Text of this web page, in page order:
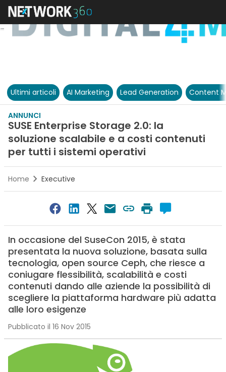
Ultimi articoli AI Marketing Lead Generation Content
ANNUNCI
SUSE Enterprise Storage 2.0: la
soluzione scalabile e a costi contenuti
per tutti i sistemi operativi
Home Executive
In occasione del SuseCon 2015, è stata
presentata la nuova soluzione, basata sulla
tecnologia, open source Ceph, che riesce a
coniugare flessibilità, scalabilità e costi
contenuti dando alle aziende la possibilità di
scegliere la piattaforma hardware più adatta
alle loro esigenze
Pubblicato il 16 Nov 2015